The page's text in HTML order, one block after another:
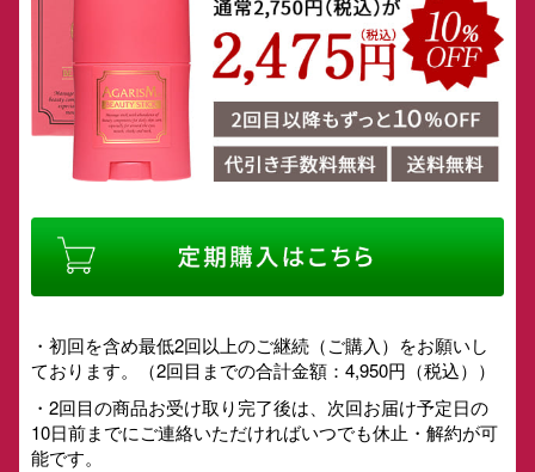
・初回を含め最低2回以上のご継続（ご購入）をお願いし
ております。（2回目までの合計金額：4,950円（税込））
・2回目の商品お受け取り完了後は、次回お届け予定日の
10日前までにご連絡いただければいつでも休止・解約が可
能です。